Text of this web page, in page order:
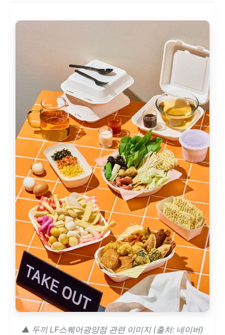
▲ 두끼 LF스퀘어광양점 관련 이미지 (출처: 네이버)